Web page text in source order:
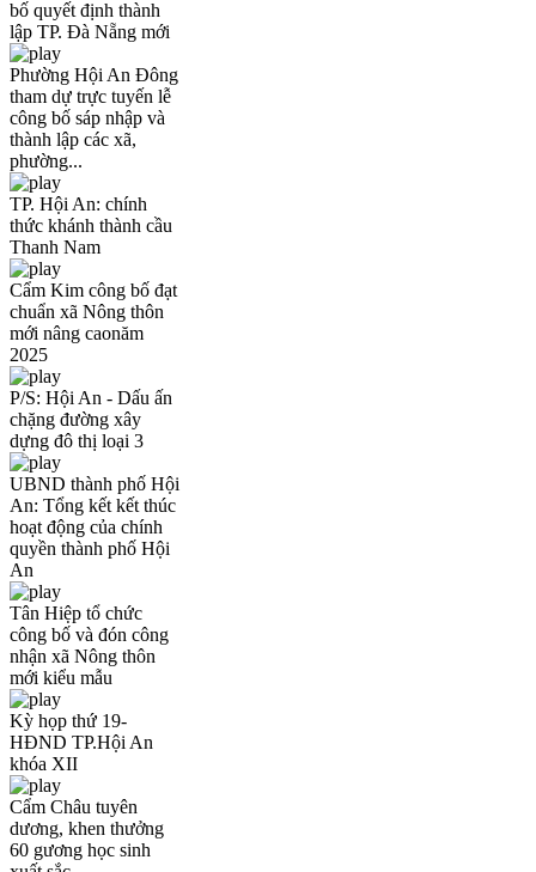
bố quyết định thành
lập TP. Đà Nẵng mới
Phường Hội An Đông
tham dự trực tuyến lễ
công bố sáp nhập và
thành lập các xã,
phường...
TP. Hội An: chính
thức khánh thành cầu
Thanh Nam
Cẩm Kim công bố đạt
chuẩn xã Nông thôn
mới nâng caonăm
2025
P/S: Hội An - Dấu ấn
chặng đường xây
dựng đô thị loại 3
UBND thành phố Hội
An: Tổng kết kết thúc
hoạt động của chính
quyền thành phố Hội
An
Tân Hiệp tổ chức
công bố và đón công
nhận xã Nông thôn
mới kiểu mẫu
Kỳ họp thứ 19-
HĐND TP.Hội An
khóa XII
Cẩm Châu tuyên
dương, khen thưởng
60 gương học sinh